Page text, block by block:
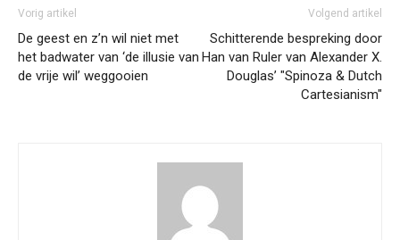
Vorig artikel
De geest en z’n wil niet met
het badwater van ‘de illusie van
de vrije wil’ weggooien
Volgend artikel
Schitterende bespreking door
Han van Ruler van Alexander X.
Douglas’ "Spinoza & Dutch
Cartesianism"